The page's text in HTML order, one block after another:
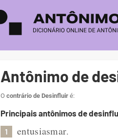
Antônimo de
O contrário de Desinfluir é:
Principais antônimos de
1 entusiasmar.